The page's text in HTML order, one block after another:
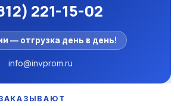
221-15-02
— отгрузка день в день!
info@invprom.ru